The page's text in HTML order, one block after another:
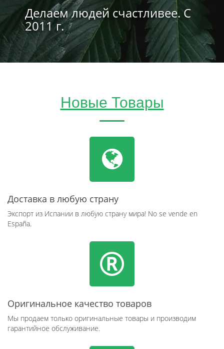
Делаем людей счастливее. С
2011 г.
Новые Товары
Доставка в любую страну
Экспорт из Испании в любую страну мира! No se vende en
España.
Оригинальное качество товаров
Мы продаем только оригинальные товары и производим
гарантийное обслуживание.